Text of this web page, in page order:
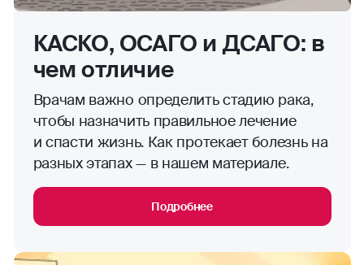
КАСКО, ОСАГО и ДСАГО: в
чем отличие
Врачам важно определить стадию рака,
чтобы назначить правильное лечение
и спасти жизнь. Как протекает болезнь на
разных этапах — в нашем материале.
Подробнее